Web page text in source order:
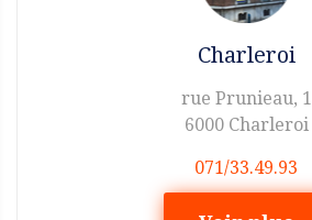
Charleroi
rue Prunieau, 1
6000 Charleroi
071/33.49.93